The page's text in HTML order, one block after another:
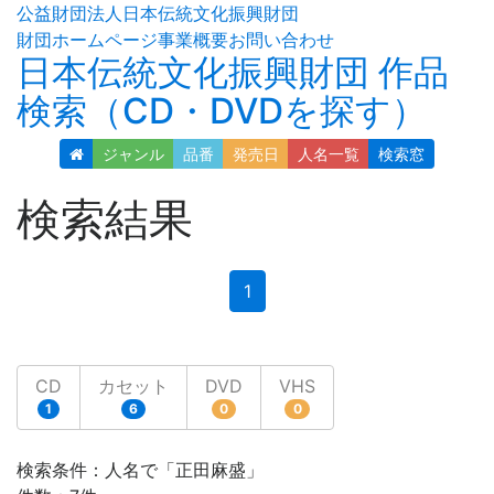
公益財団法人日本伝統文化振興財団
財団ホームページ事業概要お問い合わせ
日本伝統文化振興財団 作品
検索（CD・DVDを探す）
ジャンル 品番 発売日 人名一覧 検索窓
検索結果
1(current)
CD
1
カセット
6
DVD
0
VHS
0
検索条件：人名で「正田麻盛」